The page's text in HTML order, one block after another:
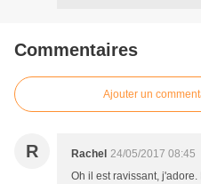
Commentaires
Ajouter un
R Rachel 24/05/2017 08:45
Oh il est ravissant,